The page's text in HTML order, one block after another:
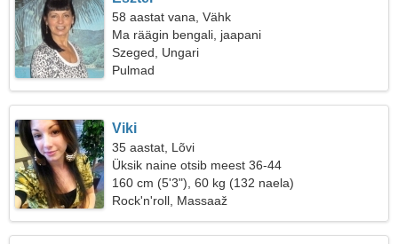
58 aastat vana, Vähk
Ma räägin bengali, jaapani
Szeged, Ungari
Pulmad
Viki
35 aastat, Lõvi
Üksik naine otsib meest 36-44
160 cm (5'3"), 60 kg (132 naela)
Rock'n'roll, Massaaž